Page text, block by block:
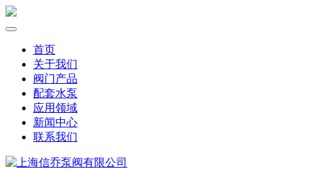
首页
关于我们
阀门产品
配套水泵
应用领域
新闻中心
联系我们